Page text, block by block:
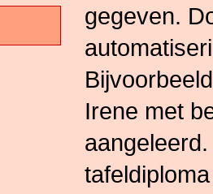
gegeven.
Irene met